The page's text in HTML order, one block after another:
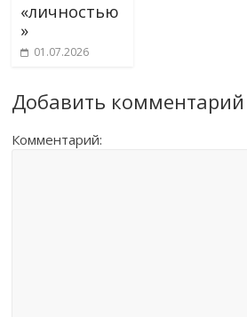
«личностью
»
01.07.2026
Добавить комментарий
Комментарий: